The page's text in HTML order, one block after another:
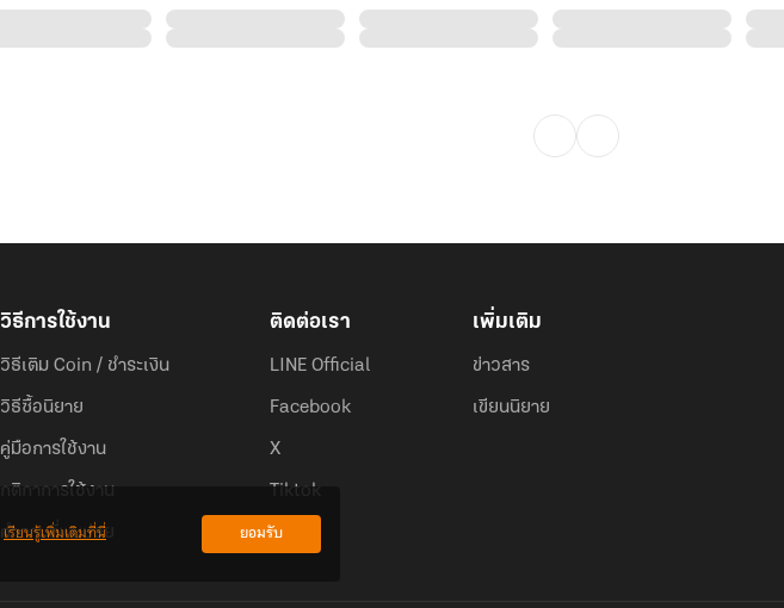
วิธีการใช้งาน
วิธีเติม Coin / ชำระเงิน
วิธีซื้อนิยาย
คู่มือการใช้งาน
กติกาการใช้งาน
คำถามที่พบบ่อย
ติดต่อเรา
LINE Official
Facebook
X
Tiktok
เพิ่มเติม
ข่าวสาร
เขียนนิยาย
เรียนรู้เพิ่มเติมที่นี่ ยอมรับ